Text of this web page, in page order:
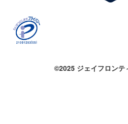
©2025 ジェイフロンテ